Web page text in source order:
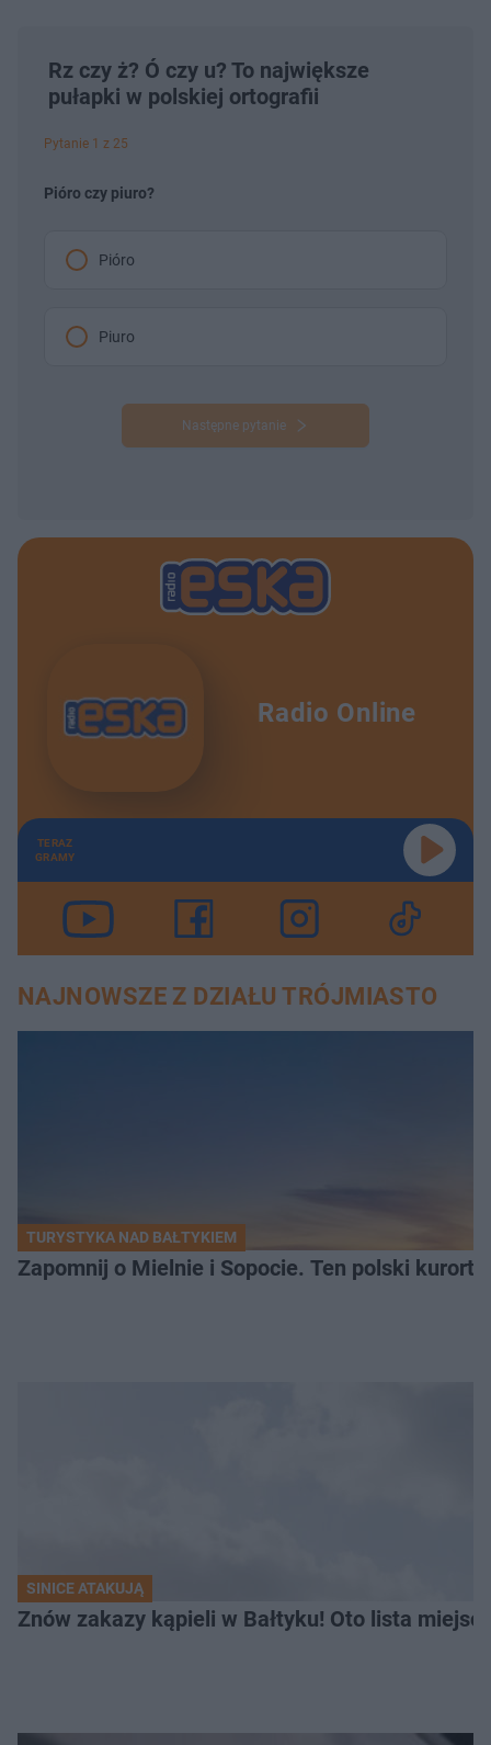
Rz czy ż? Ó czy u? To największe
pułapki w polskiej ortografii
Pytanie 1 z 25
Pióro czy piuro?
Pióro
Piuro
Następne pytanie
Radio Online
TERAZ
GRAMY
NAJNOWSZE Z DZIAŁU TRÓJMIASTO
TURYSTYKA NAD BAŁTYKIEM
Zapomnij o Mielnie i Sopocie. Ten polski kurort
SINICE ATAKUJĄ
Znów zakazy kąpieli w Bałtyku! Oto lista miejsc